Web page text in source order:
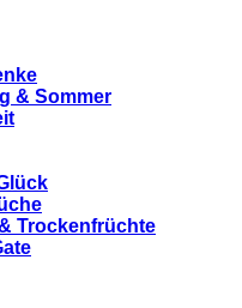
& Sommer
Trockenfrüchte